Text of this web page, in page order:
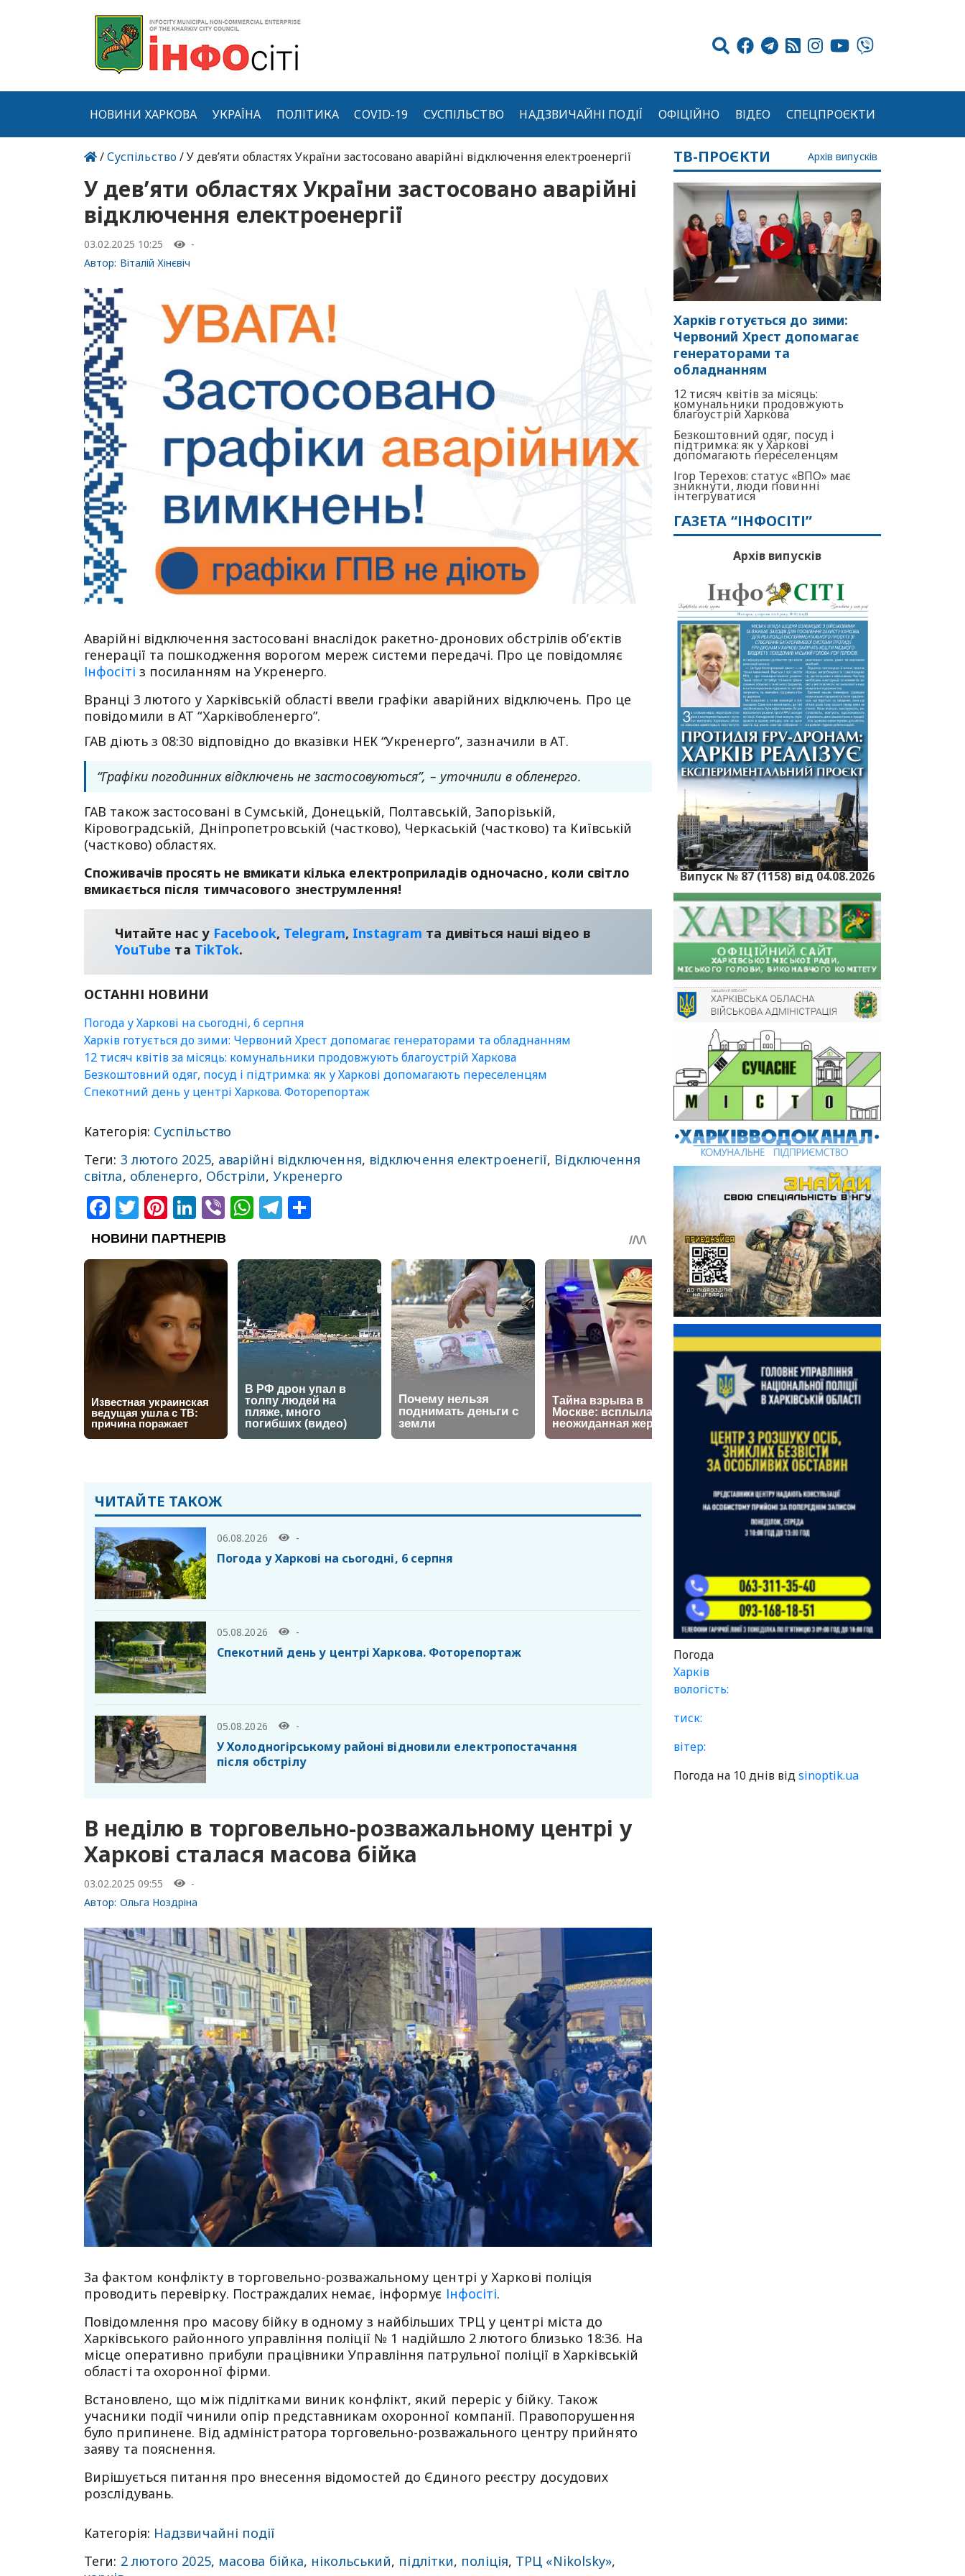
НОВИНИ ХАРКОВА УКРАЇНА ПОЛІТИКА COVID-19 СУСПІЛЬСТВО НАДЗВИЧАЙНІ ПОДІЇ ОФІЦІЙНО ВІДЕО СПЕЦПРОЄКТИ
/Суспільство/ У дев’яти областях України застосовано аварійні відключення електроенергії
У дев’яти областях України застосовано аварійні
відключення електроенергії
03.02.2025 10:25
-
Автор: Віталій Хінєвіч
Аварійні відключення застосовані внаслідок ракетно-дронових обстрілів об’єктів
генерації та пошкодження ворогом мереж системи передачі. Про це повідомляє
Інфосіті з посиланням на Укренерго.
Вранці 3 лютого у Харківській області ввели графіки аварійних відключень. Про це
повідомили в АТ “Харківобленерго”.
ГАВ діють з 08:30 відповідно до вказівки НЕК “Укренерго”, зазначили в АТ.
“Графіки погодинних відключень не застосовуються”, – уточнили в обленерго.
ГАВ також застосовані в Сумській, Донецькій, Полтавській, Запорізькій,
Кіровоградській, Дніпропетровській (частково), Черкаській (частково) та Київській
(частково) областях.
Споживачів просять не вмикати кілька електроприладів одночасно, коли світло
вмикається після тимчасового знеструмлення!
Читайте нас у Facebook, Telegram, Instagram та дивіться наші відео в
YouТube та TikTok.
ОСТАННІ НОВИНИ
Погода у Харкові на сьогодні, 6 серпня
Харків готується до зими: Червоний Хрест допомагає генераторами та обладнанням
12 тисяч квітів за місяць: комунальники продовжують благоустрій Харкова
Безкоштовний одяг, посуд і підтримка: як у Харкові допомагають переселенцям
Спекотний день у центрі Харкова. Фоторепортаж
Категорія: Суспільство
Теги: 3 лютого 2025, аварійні відключення, відключення електроенегії, Відключення
світла, обленерго, Обстріли,Укренерго
Facebook
Twitter
Pinterest
LinkedIn
ViberWhatsApp
Telegram
ЧИТАЙТЕ ТАКОЖ
06.08.2026 -
Погода у Харкові на сьогодні, 6 серпня
05.08.2026 -
Спекотний день у центрі Харкова. Фоторепортаж
05.08.2026 -
У Холодногірському районі відновили електропостачання
після обстрілу
В неділю в торговельно-розважальному центрі у
Харкові сталася масова бійка
03.02.2025 09:55
-
Автор: Ольга Ноздріна
За фактом конфлікту в торговельно-розважальному центрі у Харкові поліція
проводить перевірку. Постраждалих немає, інформує Інфосіті.
Повідомлення про масову бійку в одному з найбільших ТРЦ у центрі міста до
Харківського районного управління поліції № 1 надійшло 2 лютого близько 18:36. На
місце оперативно прибули працівники Управління патрульної поліції в Харківській
області та охоронної фірми.
Встановлено, що між підлітками виник конфлікт, який переріс у бійку. Також
учасники події чинили опір представникам охоронної компанії. Правопорушення
було припинене. Від адміністратора торговельно-розважального центру прийнято
заяву та пояснення.
Вирішується питання про внесення відомостей до Єдиного реєстру досудових
розслідувань.
Категорія: Надзвичайні події
Теги: 2 лютого 2025, масова бійка, нікольський, підлітки, поліція, ТРЦ «Nikolsky»,
ТВ-ПРОЄКТИ Архів випусків
Харків готується до зими:
Червоний Хрест допомагає
генераторами та
обладнанням
12 тисяч квітів за місяць:
комунальники продовжують
благоустрій Харкова
Безкоштовний одяг, посуд і
підтримка: як у Харкові
допомагають переселенцям
Ігор Терехов: статус «ВПО» має
зникнути, люди повинні
інтегруватися
ГАЗЕТА “ІНФОСІТІ”
Архів випусків
Випуск № 87 (1158) від 04.08.2026
Погода
Харків
вологість:
тиск:
вітер:
Погода на 10 днів відsinoptik.ua